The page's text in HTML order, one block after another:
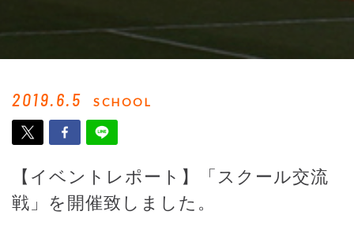
2019.6.5 SCHOOL
【イベントレポート】「スクール交流
戦」を開催致しました。